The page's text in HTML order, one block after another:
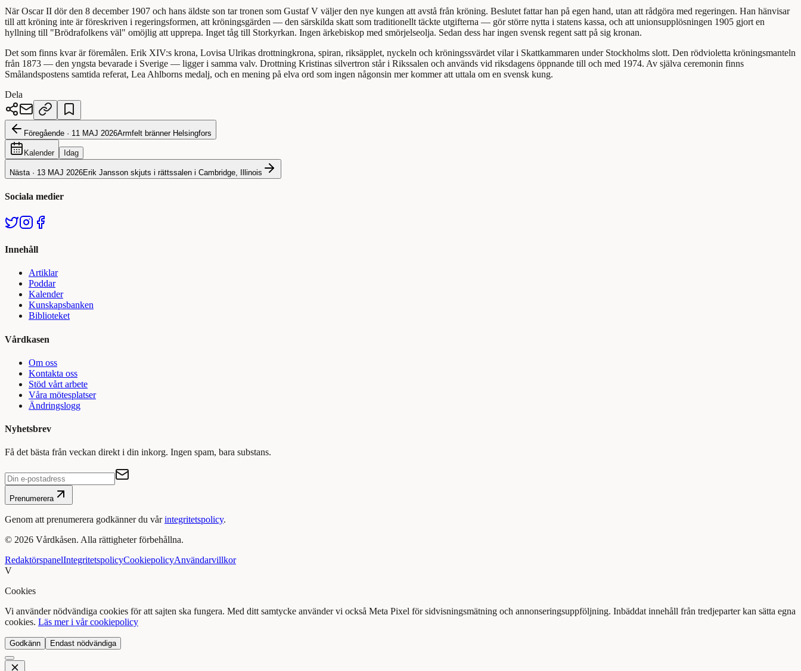
När Oscar II dör den 8 december 1907 och hans äldste son tar tronen som Gustaf V väljer den nye kungen att avstå från kröning. Beslutet fattar han på egen hand, utan att rådgöra med regeringen. Han hänvisar
till att kröning inte är föreskriven i regeringsformen, att kröningsgärden — den särskilda skatt som traditionellt täckte utgifterna — gör större nytta i statens kassa, och att unionsupplösningen 1905 gjort en
hyllning till "Brödrafolkens väl" omöjlig att upprepa. Inget tåg till Storkyrkan. Ingen ärkebiskop med smörjelseolja. Sedan dess har ingen svensk regent satt på sig kronan.
Det som finns kvar är föremålen. Erik XIV:s krona, Lovisa Ulrikas drottningkrona, spiran, riksäpplet, nyckeln och kröningssvärdet vilar i Skattkammaren under Stockholms slott. Den rödvioletta kröningsmanteln
från 1873 — den yngsta bevarade i Sverige — ligger i samma valv. Drottning Kristinas silvertron står i Rikssalen och används vid riksdagens öppnande till och med 1974. Av själva ceremonin finns
Smålandspostens samtida referat, Lea Ahlborns medalj, och en mening på elva ord som ingen någonsin mer kommer att uttala om en svensk kung.
Dela
Föregående · 11 MAJ 2026Armfelt bränner Helsingfors
Kalender Idag
Nästa · 13 MAJ 2026Erik Jansson skjuts i rättssalen i Cambridge, Illinois
Sociala medier
Innehåll
Artiklar
Poddar
Kalender
Kunskapsbanken
Biblioteket
Vårdkasen
Om oss
Kontakta oss
Stöd vårt arbete
Våra mötesplatser
Ändringslogg
Nyhetsbrev
Få det bästa från veckan direkt i din inkorg. Ingen spam, bara substans.
Prenumerera
Genom att prenumerera godkänner du vår integritetspolicy.
© 2026 Vårdkåsen. Alla rättigheter förbehållna.
RedaktörspanelIntegritetspolicyCookiepolicyAnvändarvillkor
V
Cookies
Vi använder nödvändiga cookies för att sajten ska fungera. Med ditt samtycke använder vi också Meta Pixel för sidvisningsmätning och annonseringsuppföljning. Inbäddat innehåll från tredjeparter kan sätta egna
cookies. Läs mer i vår cookiepolicy
Godkänn Endast nödvändiga